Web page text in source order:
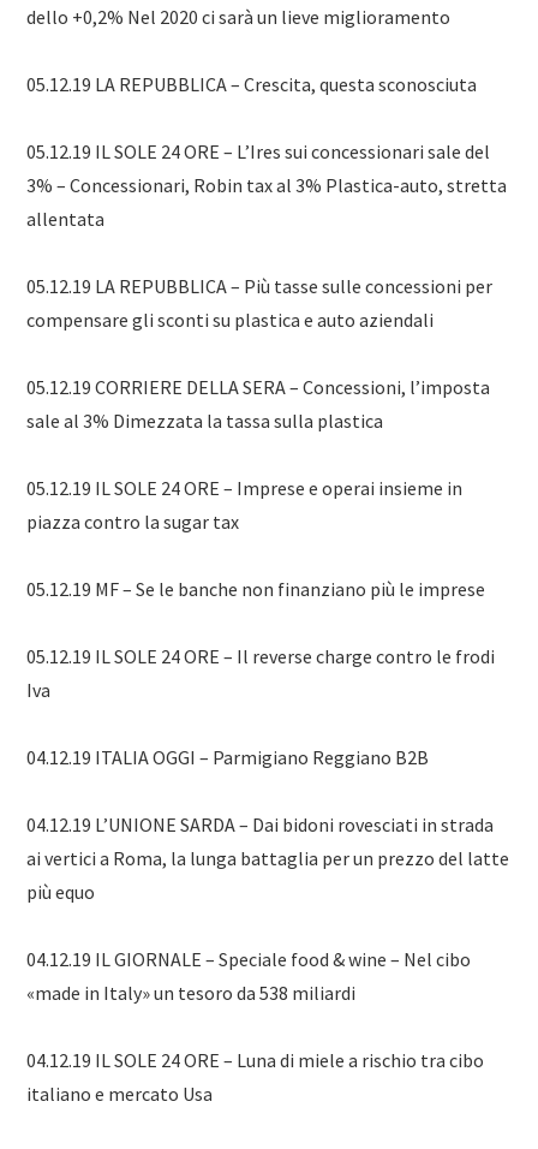
dello +0,2% Nel 2020 ci sarà un lieve miglioramento
05.12.19 LA REPUBBLICA – Crescita, questa sconosciuta
05.12.19 IL SOLE 24 ORE – L’Ires sui concessionari sale del
3% – Concessionari, Robin tax al 3% Plastica-auto, stretta
allentata
05.12.19 LA REPUBBLICA – Più tasse sulle concessioni per
compensare gli sconti su plastica e auto aziendali
05.12.19 CORRIERE DELLA SERA – Concessioni, l’imposta
sale al 3% Dimezzata la tassa sulla plastica
05.12.19 IL SOLE 24 ORE – Imprese e operai insieme in
piazza contro la sugar tax
05.12.19 MF – Se le banche non finanziano più le imprese
05.12.19 IL SOLE 24 ORE – Il reverse charge contro le frodi
Iva
04.12.19 ITALIA OGGI – Parmigiano Reggiano B2B
04.12.19 L’UNIONE SARDA – Dai bidoni rovesciati in strada
ai vertici a Roma, la lunga battaglia per un prezzo del latte
più equo
04.12.19 IL GIORNALE – Speciale food & wine – Nel cibo
«made in Italy» un tesoro da 538 miliardi
04.12.19 IL SOLE 24 ORE – Luna di miele a rischio tra cibo
italiano e mercato Usa